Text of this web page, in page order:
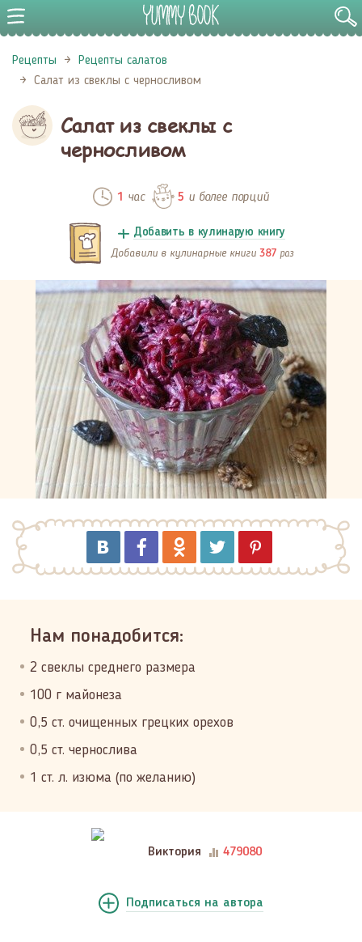
Рецепты
Рецепты салатов
Салат из свеклы с черносливом
Салат из свеклы с
черносливом
1 час 5 и более порций
Добавить в кулинарую книгу
Добавили в кулинарные книги 387 раз
Нам понадобится:
2 свеклы среднего размера
100 г майонеза
0,5 ст. очищенных грецких орехов
0,5 ст. чернослива
1 ст. л. изюма (по желанию)
Виктория 479080
Подписаться на автора